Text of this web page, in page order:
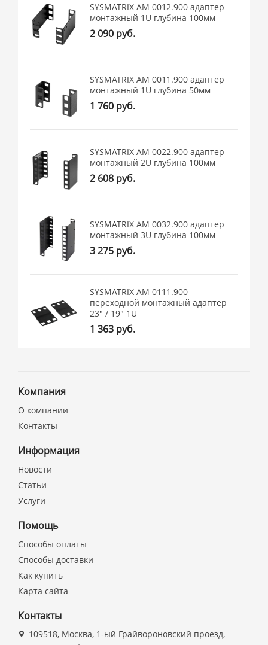
SYSMATRIX AM 0012.900 адаптер
монтажный 1U глубина 100мм
2 090 руб.
SYSMATRIX AM 0011.900 адаптер
монтажный 1U глубина 50мм
1 760 руб.
SYSMATRIX AM 0022.900 адаптер
монтажный 2U глубина 100мм
2 608 руб.
SYSMATRIX AM 0032.900 адаптер
монтажный 3U глубина 100мм
3 275 руб.
SYSMATRIX AM 0111.900
переходной монтажный адаптер
23" / 19" 1U
1 363 руб.
Компания
О компании
Контакты
Информация
Новости
Статьи
Услуги
Помощь
Способы оплаты
Способы доставки
Как купить
Карта сайта
Контакты
109518, Москва, 1-ый Грайвороновский проезд,